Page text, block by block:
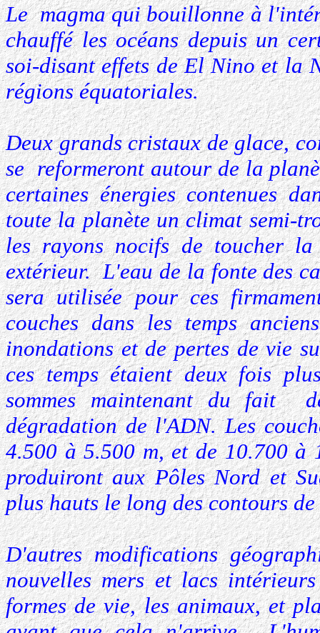
Le magma qui bouillonne à
chauffé les océans depuis un
soi-disant effets de El Nino et la
régions équatoriales.
Deux grands cristaux de glace,
se reformeront autour de la
certaines énergies contenues
toute la planète un climat semi-
les rayons nocifs de toucher
extérieur. L'eau de la fonte des
sera utilisée pour ces
couches dans les temps
inondations et de pertes de vie
ces temps étaient deux fois
sommes maintenant du fait
dégradation de l'ADN. Les
4.500 à 5.500 m, et de 10.700 à
produiront aux Pôles Nord et
plus hauts le long des contours
D'autres modifications
nouvelles mers et lacs
formes de vie, les animaux, et